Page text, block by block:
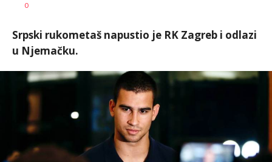
0
Srpski rukometaš napustio je RK Zagreb i odlazi
u Njemačku.